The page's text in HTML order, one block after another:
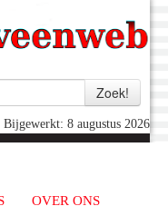
Bijgewerkt: 8 augustus 2026
OVER ONS